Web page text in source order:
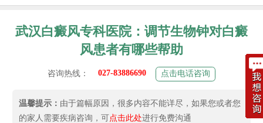
武汉白癜风专科医院：调节生物钟对白癜
风患者有哪些帮助
咨询热线： 027-83886690 点击电话咨询
温馨提示： 由于篇幅原因，很多内容不能详尽，如果您或者您
的家人需要疾病咨询，可点击此处进行免费沟通